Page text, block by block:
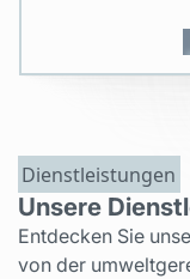
Dienstleistungen
Unsere
Entdecken Sie
von der